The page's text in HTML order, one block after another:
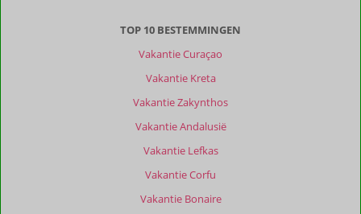
TOP 10 BESTEMMINGEN
Vakantie Curaçao
Vakantie Kreta
Vakantie Zakynthos
Vakantie Andalusië
Vakantie Lefkas
Vakantie Corfu
Vakantie Bonaire